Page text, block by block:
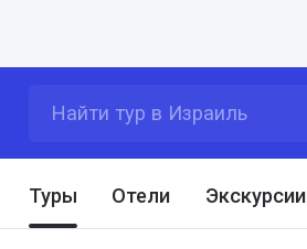
Найти тур в Израиль
Туры Отели Экскурсии